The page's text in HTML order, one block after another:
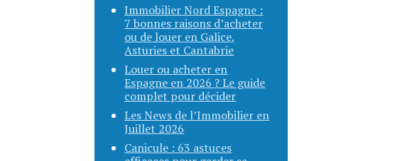
Immobilier Nord Espagne :
7 bonnes raisons d’acheter
ou de louer en Galice,
Asturies et Cantabrie
Louer ou acheter en
Espagne en 2026 ? Le guide
complet pour décider
Les News de l’Immobilier en
Juillet 2026
Canicule : 63 astuces